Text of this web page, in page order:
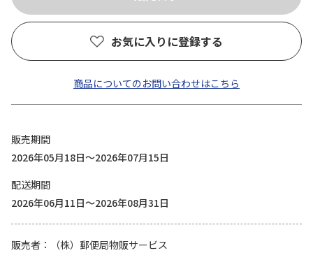
お気に入りに登録する
商品についてのお問い合わせはこちら
販売期間
2026年05月18日～2026年07月15日
配送期間
2026年06月11日～2026年08月31日
販売者
（株）郵便局物販サービス